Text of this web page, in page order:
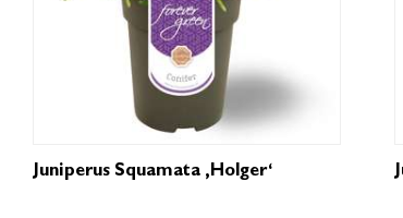
Juniperus Squamata ‚Holger‘